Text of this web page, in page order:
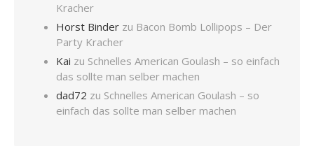
Kracher
Horst Binder zu Bacon Bomb Lollipops – Der
Party Kracher
Kai zu Schnelles American Goulash – so einfach
das sollte man selber machen
dad72 zu Schnelles American Goulash – so
einfach das sollte man selber machen